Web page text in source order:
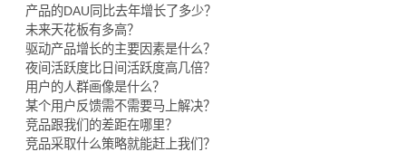
产品的DAU同比去年增长了多少？
未来天花板有多高？
驱动产品增长的主要因素是什么？
夜间活跃度比日间活跃度高几倍？
用户的人群画像是什么？
某个用户反馈需不需要马上解决？
竞品跟我们的差距在哪里？
竞品采取什么策略就能赶上我们？